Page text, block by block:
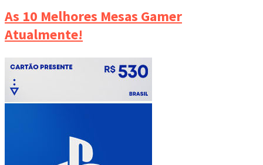
As 10 Melhores Mesas Gamer
Atualmente!